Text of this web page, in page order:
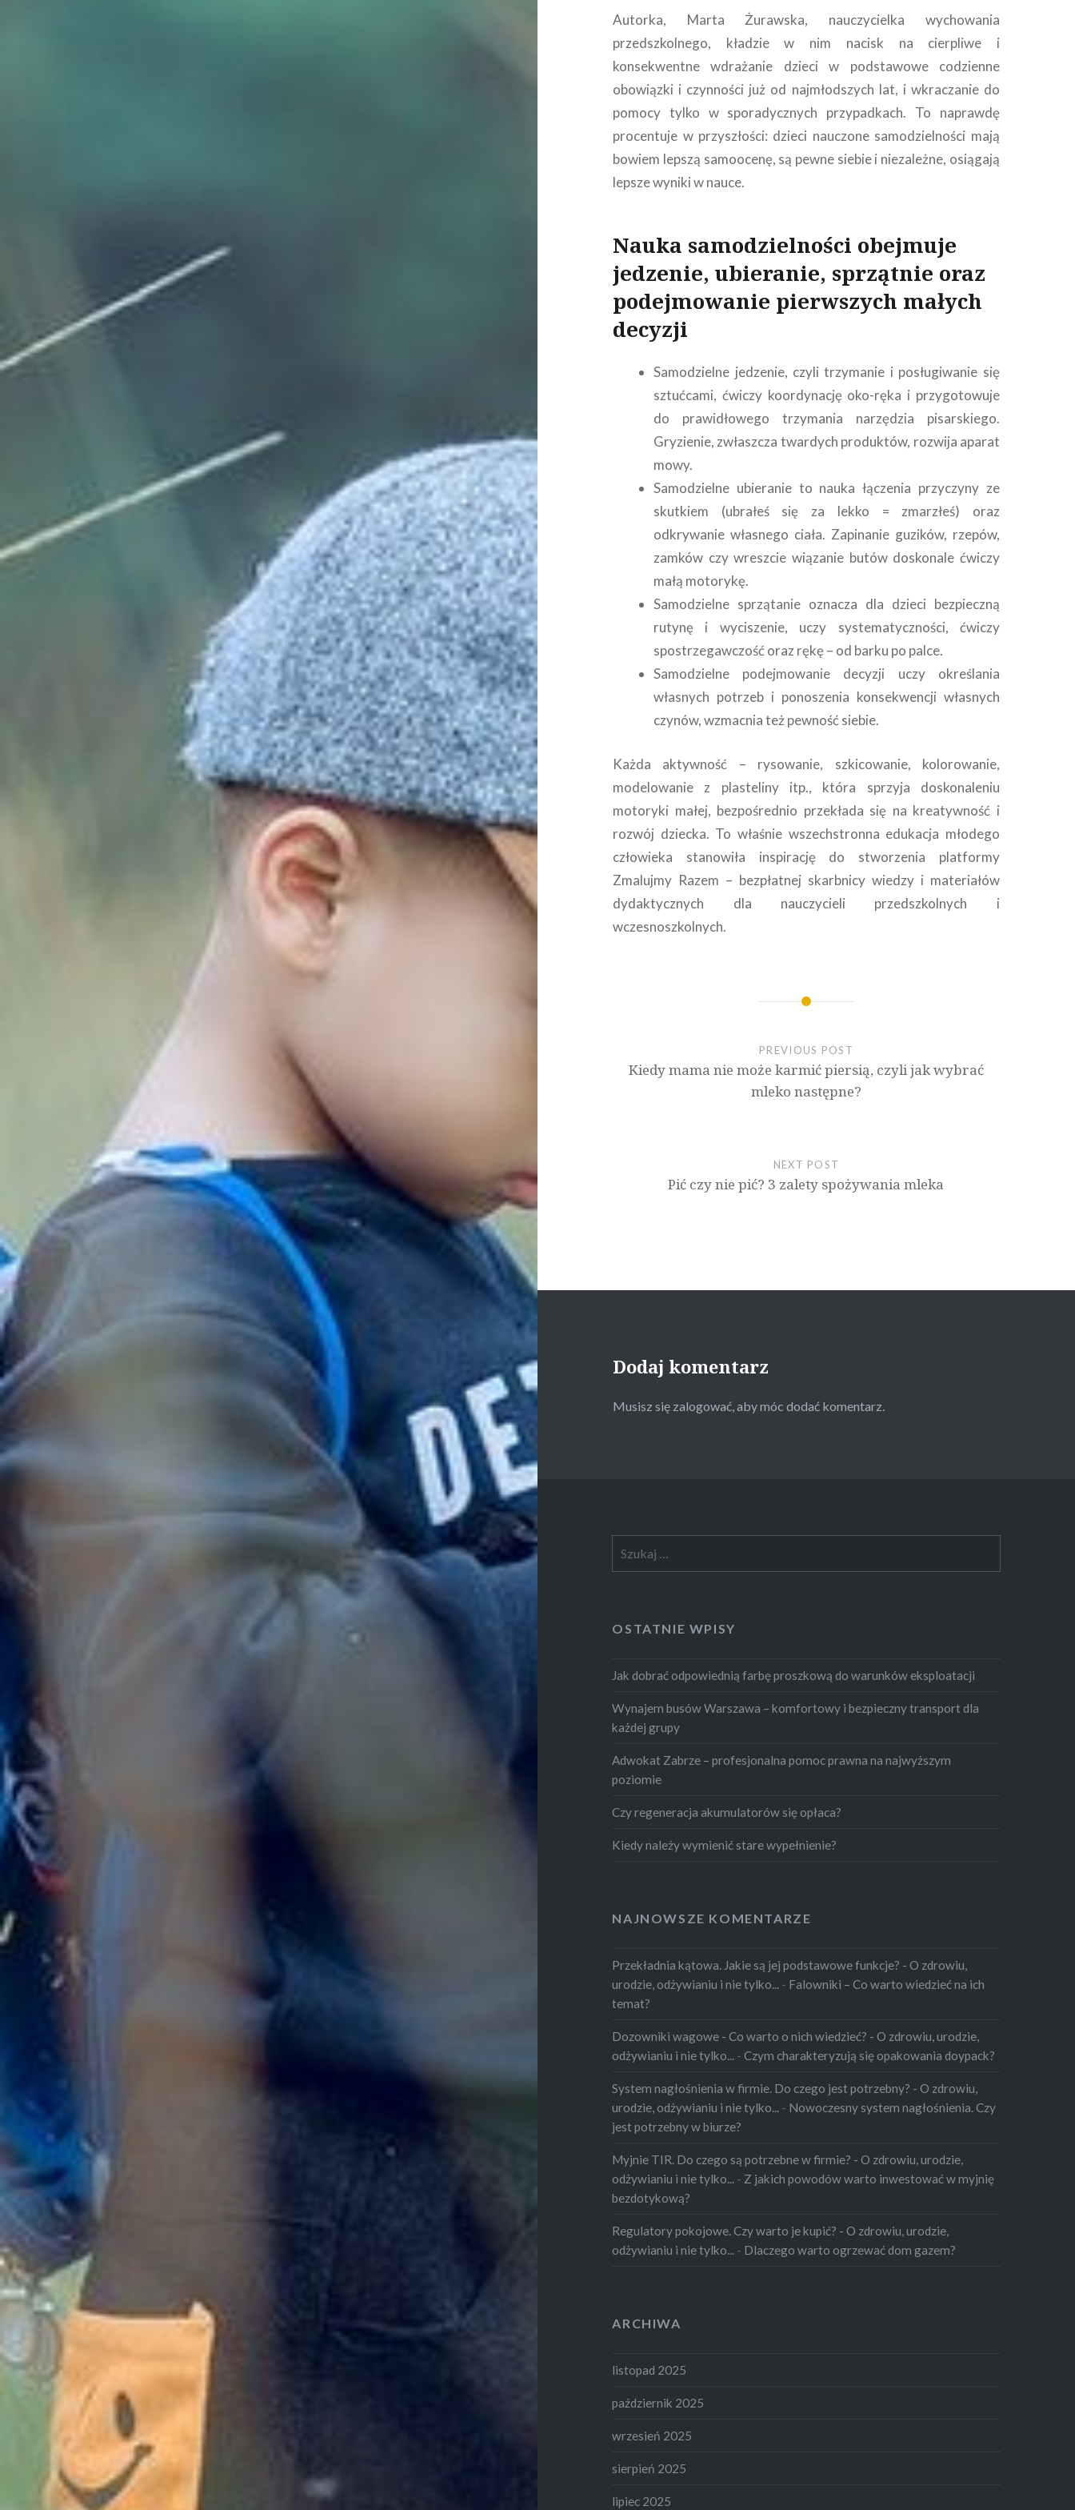
Autorka, Marta Żurawska, nauczycielka wychowania
przedszkolnego, kładzie w nim nacisk na cierpliwe i
konsekwentne wdrażanie dzieci w podstawowe codzienne
obowiązki i czynności już od najmłodszych lat, i wkraczanie do
pomocy tylko w sporadycznych przypadkach. To naprawdę
procentuje w przyszłości: dzieci nauczone samodzielności mają
bowiem lepszą samoocenę, są pewne siebie i niezależne, osiągają
lepsze wyniki w nauce.
Nauka samodzielności obejmuje
jedzenie, ubieranie, sprzątnie oraz
podejmowanie pierwszych małych
decyzji
Samodzielne jedzenie, czyli trzymanie i posługiwanie się
sztućcami, ćwiczy koordynację oko-ręka i przygotowuje
do prawidłowego trzymania narzędzia pisarskiego.
Gryzienie, zwłaszcza twardych produktów, rozwija aparat
mowy.
Samodzielne ubieranie to nauka łączenia przyczyny ze
skutkiem (ubrałeś się za lekko = zmarzłeś) oraz
odkrywanie własnego ciała. Zapinanie guzików, rzepów,
zamków czy wreszcie wiązanie butów doskonale ćwiczy
małą motorykę.
Samodzielne sprzątanie oznacza dla dzieci bezpieczną
rutynę i wyciszenie, uczy systematyczności, ćwiczy
spostrzegawczość oraz rękę – od barku po palce.
Samodzielne podejmowanie decyzji uczy określania
własnych potrzeb i ponoszenia konsekwencji własnych
czynów, wzmacnia też pewność siebie.
Każda aktywność – rysowanie, szkicowanie, kolorowanie,
modelowanie z plasteliny itp., która sprzyja doskonaleniu
motoryki małej, bezpośrednio przekłada się na kreatywność i
rozwój dziecka. To właśnie wszechstronna edukacja młodego
człowieka stanowiła inspirację do stworzenia platformy
Zmalujmy Razem – bezpłatnej skarbnicy wiedzy i materiałów
dydaktycznych dla nauczycieli przedszkolnych i
wczesnoszkolnych.
Nawigacja
PREVIOUS POST
Kiedy mama nie może karmić piersią, czyli jak wybrać
mleko następne?
NEXT POST
Pić czy nie pić? 3 zalety spożywania mleka
Dodaj komentarz
Musisz się zalogować, aby móc dodać komentarz.
OSTATNIE WPISY
Jak dobrać odpowiednią farbę proszkową do warunków eksploatacji
Wynajem busów Warszawa – komfortowy i bezpieczny transport dla
każdej grupy
Adwokat Zabrze – profesjonalna pomoc prawna na najwyższym
poziomie
Czy regeneracja akumulatorów się opłaca?
Kiedy należy wymienić stare wypełnienie?
NAJNOWSZE KOMENTARZE
Przekładnia kątowa. Jakie są jej podstawowe funkcje? - O zdrowiu,
urodzie, odżywianiu i nie tylko... - Falowniki – Co warto wiedzieć na ich
temat?
Dozowniki wagowe - Co warto o nich wiedzieć? - O zdrowiu, urodzie,
odżywianiu i nie tylko... -Czym charakteryzują się opakowania doypack?
System nagłośnienia w firmie. Do czego jest potrzebny? - O zdrowiu,
urodzie, odżywianiu i nie tylko... - Nowoczesny system nagłośnienia. Czy
jest potrzebny w biurze?
Myjnie TIR. Do czego są potrzebne w firmie? - O zdrowiu, urodzie,
odżywianiu i nie tylko... - Z jakich powodów warto inwestować w myjnię
bezdotykową?
Regulatory pokojowe. Czy warto je kupić? - O zdrowiu, urodzie,
odżywianiu i nie tylko... - Dlaczego warto ogrzewać dom gazem?
ARCHIWA
listopad 2025
październik 2025
wrzesień 2025
sierpień 2025
lipiec 2025